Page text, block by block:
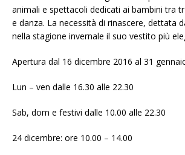
animali e spettacoli dedicati ai bambini tra
e danza. La necessità di rinascere, dettata
nella stagione invernale il suo vestito più
Apertura dal 16 dicembre 2016 al 31
Lun – ven dalle 16.30 alle 22.30
Sab, dom e festivi dalle 10.00 alle 22.30
24 dicembre: ore 10.00 – 14.00